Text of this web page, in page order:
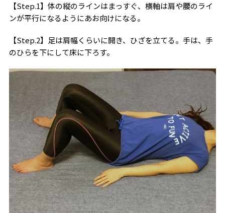
【Step.1】体の縦のラインはまっすぐ、横軸は肩や腰のライ
ンが平行になるようにあお向けになる。
【Step.2】足は肩幅くらいに開き、ひざを立てる。手は、手
のひらを下にして床に下ろす。